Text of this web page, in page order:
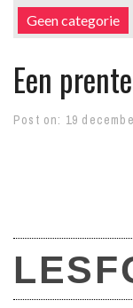
Geen categorie
Een
Post on: 19